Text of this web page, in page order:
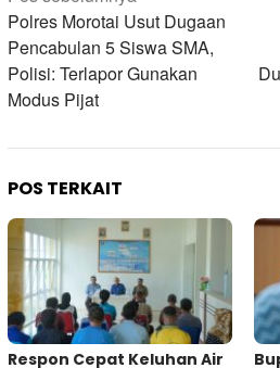
pos
Polres Morotai Usut Dugaan
Pencabulan 5 Siswa SMA,
Polisi: Terlapor Gunakan
Modus Pijat
POS TERKAIT
Respon Cepat Keluhan Air